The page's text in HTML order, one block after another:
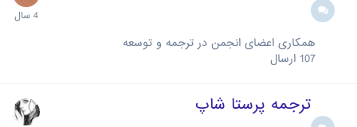
همکاری اعضای انجمن در ترجمه و توسعه
107 ارسال
ترجمه پرستا شاپ